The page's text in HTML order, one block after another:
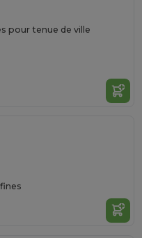
pour tenue de ville